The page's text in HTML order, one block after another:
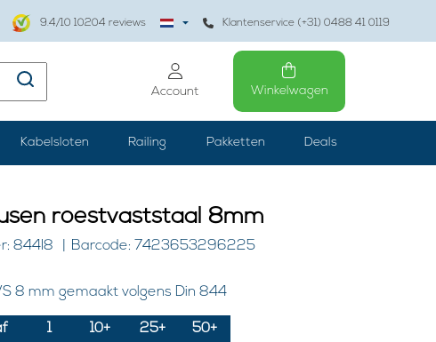
9.4/10 10204 reviews Klantenservice (+31) 0488 41 0119
Account Winkelwagen
Kabelsloten Railing Pakketten Deals
roestvaststaal 8mm
844I8 Barcode: 7423653296225
8 mm gemaakt volgens Din 844
1
10+
25+
50+